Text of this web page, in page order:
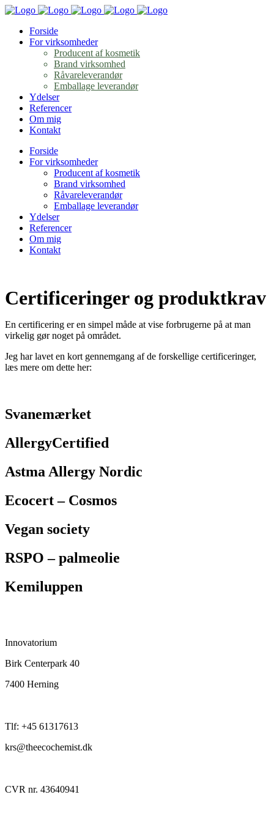
Forside
For virksomheder
Producent af kosmetik
Brand virksomhed
Råvareleverandør
Emballage leverandør
Ydelser
Referencer
Om mig
Kontakt
Forside
For virksomheder
Producent af kosmetik
Brand virksomhed
Råvareleverandør
Emballage leverandør
Ydelser
Referencer
Om mig
Kontakt
Certificeringer og produktkrav
En certificering er en simpel måde at vise forbrugerne på at man
virkelig gør noget på området.
Jeg har lavet en kort gennemgang af de forskellige certificeringer,
læs mere om dette her:
Svanemærket
AllergyCertified
Astma Allergy Nordic
Ecocert – Cosmos
Vegan society
RSPO – palmeolie
Kemiluppen
Innovatorium
Birk Centerpark 40
7400 Herning
Tlf: +45 61317613
krs@theecochemist.dk
CVR nr. 43640941